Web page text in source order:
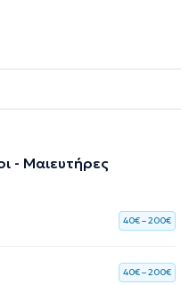
- Μαιευτήρες
40€ – 200€
40€ – 200€